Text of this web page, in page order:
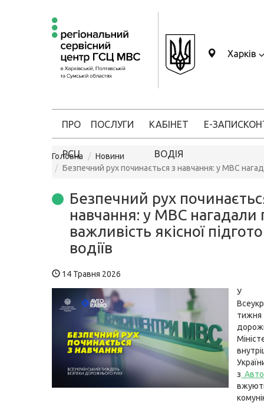
Харків
ПРО
РСЦ
ПОСЛУГИ КАБІНЕТ
ВОДІЯ
Е-ЗАПИС
Головна
Новини
Безпечний рух починається з навчання: у МВС
Безпечний рух
навчання: у МВС нагадали
важливість якісної
водіїв
14 Травня 2026
У
з